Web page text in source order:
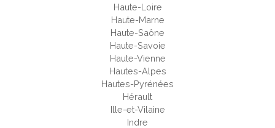
Haute-Loire
Haute-Marne
Haute-Saône
Haute-Savoie
Haute-Vienne
Hautes-Alpes
Hautes-Pyrénées
Hérault
Ille-et-Vilaine
Indre